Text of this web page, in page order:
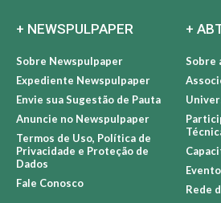
+ NEWSPULPAPER
Sobre Newspulpaper
Expediente Newspulpaper
Envie sua Sugestão de Pauta
Anuncie no Newspulpaper
Termos de Uso, Política de
Privacidade e Proteção de
Dados
Fale Conosco
+
Sobre
Rede